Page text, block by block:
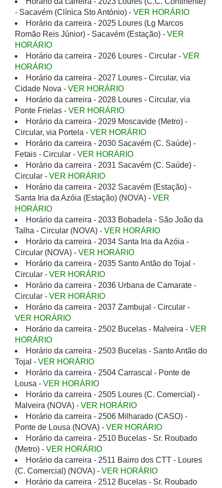
- Sacavém (Clínica Sto António) - VER HORÁRIO
Horário da carreira - 2025 Loures (Lg Marcos
Romão Reis Júnior) - Sacavém (Estação) - VER
HORÁRIO
Horário da carreira - 2026 Loures - Circular - VER
HORÁRIO
Horário da carreira - 2027 Loures - Circular, via
Cidade Nova - VER HORÁRIO
Horário da carreira - 2028 Loures - Circular, via
Ponte Frielas - VER HORÁRIO
Horário da carreira - 2029 Moscavide (Metro) -
Circular, via Portela - VER HORÁRIO
Horário da carreira - 2030 Sacavém (C. Saúde) -
Fetais - Circular - VER HORÁRIO
Horário da carreira - 2031 Sacavém (C. Saúde) -
Circular - VER HORÁRIO
Horário da carreira - 2032 Sacavém (Estação) -
Santa Iria da Azóia (Estação) (NOVA) - VER
HORÁRIO
Horário da carreira - 2033 Bobadela - São João da
Talha - Circular (NOVA) - VER HORÁRIO
Horário da carreira - 2034 Santa Iria da Azóia -
Circular (NOVA) - VER HORÁRIO
Horário da carreira - 2035 Santo Antão do Tojal -
Circular - VER HORÁRIO
Horário da carreira - 2036 Urbana de Camarate -
Circular - VER HORÁRIO
Horário da carreira - 2037 Zambujal - Circular -
VER HORÁRIO
Horário da carreira - 2502 Bucelas - Malveira - VER
HORÁRIO
Horário da carreira - 2503 Bucelas - Santo Antão do
Tojal - VER HORÁRIO
Horário da carreira - 2504 Carrascal - Ponte de
Lousa - VER HORÁRIO
Horário da carreira - 2505 Loures (C. Comercial) -
Malveira (NOVA) - VER HORÁRIO
Horário da carreira - 2506 Milharado (CASO) -
Ponte de Lousa (NOVA) - VER HORÁRIO
Horário da carreira - 2510 Bucelas - Sr. Roubado
(Metro) - VER HORÁRIO
Horário da carreira - 2511 Bairro dos CTT - Loures
(C. Comercial) (NOVA) - VER HORÁRIO
Horário da carreira - 2512 Bucelas - Sr. Roubado